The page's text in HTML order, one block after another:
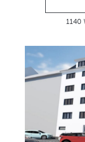
1140